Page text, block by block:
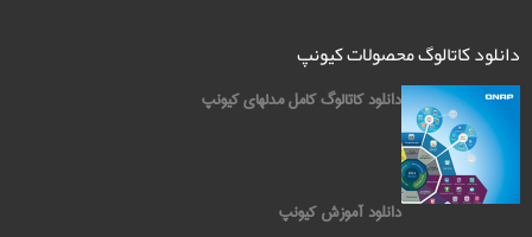
دانلود کاتالوگ محصولات کیونپ
دانلود کاتالوگ کامل مدلهای کیونپ
دانلود آموزش کیونپ